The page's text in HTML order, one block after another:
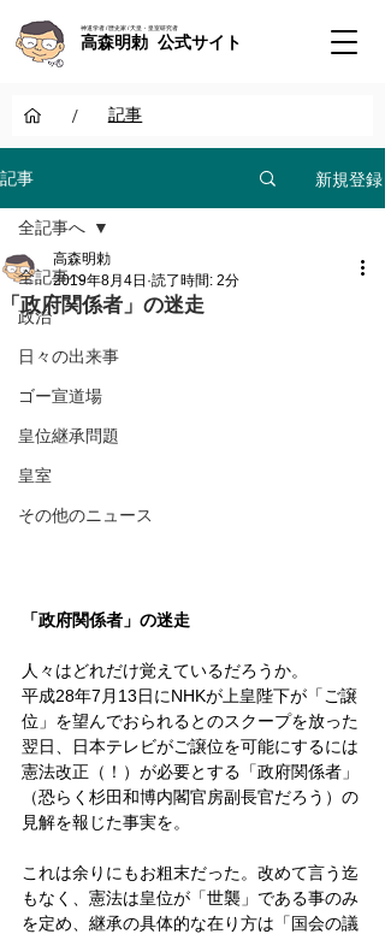
神道学者 / 歴史家 / 天皇・皇室研究者
高森明勅 公式サイト
/ 記事
記事 新規登録
全記事へ
政治
日々の出来事
ゴー宣道場
皇位継承問題
皇室
その他のニュース
全記事へ
「政府関係者」の迷走
高森明勅
2019年8月4日 読了時間: 2分
「政府関係者」の迷走
人々はどれだけ覚えているだろうか。
平成28年7月13日にNHKが上皇陛下が「ご譲
位」を望んでおられるとのスクープを放った
翌日、日本テレビがご譲位を可能にするには
憲法改正（！）が必要とする「政府関係者」
（恐らく杉田和博内閣官房副長官だろう）の
見解を報じた事実を。
これは余りにもお粗末だった。改めて言う迄
もなく、憲法は皇位が「世襲」である事のみ
を定め、継承の具体的な在り方は「国会の議